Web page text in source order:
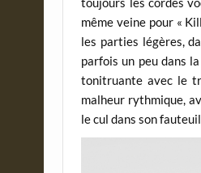
même veine pour «
les parties légères,
parfois un peu dans
tonitruante avec le
malheur rythmique,
le cul dans son